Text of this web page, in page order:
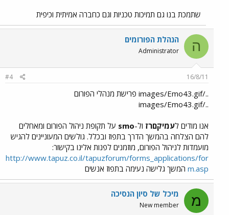
שתמכת בנו גם תמיכות טכניות וגם כחברה אמיתית וכיפית
ה הנהלת הפורומים
Administrator
16/8/11
#4
../images/Emo43.gif פרישת מנהלי הפורום
../images/Emo43.gif
אנו מודים לעמיקםרז ול-smo על תקופת ניהול הפורום ומאחלים
להם הצלחה בהמשך הדרך בתפוז ובכלל. גולשים המעוניינים להגיש
מועמדות לניהול הפורום, מוזמנים לפנות אלינו בקישור:
http://www.tapuz.co.il/tapuzforum/forms_applications/for
m.asp המשך גלישה נעימה בתפוז אנשים
מ מיכל של סיון הנסיכה
New member